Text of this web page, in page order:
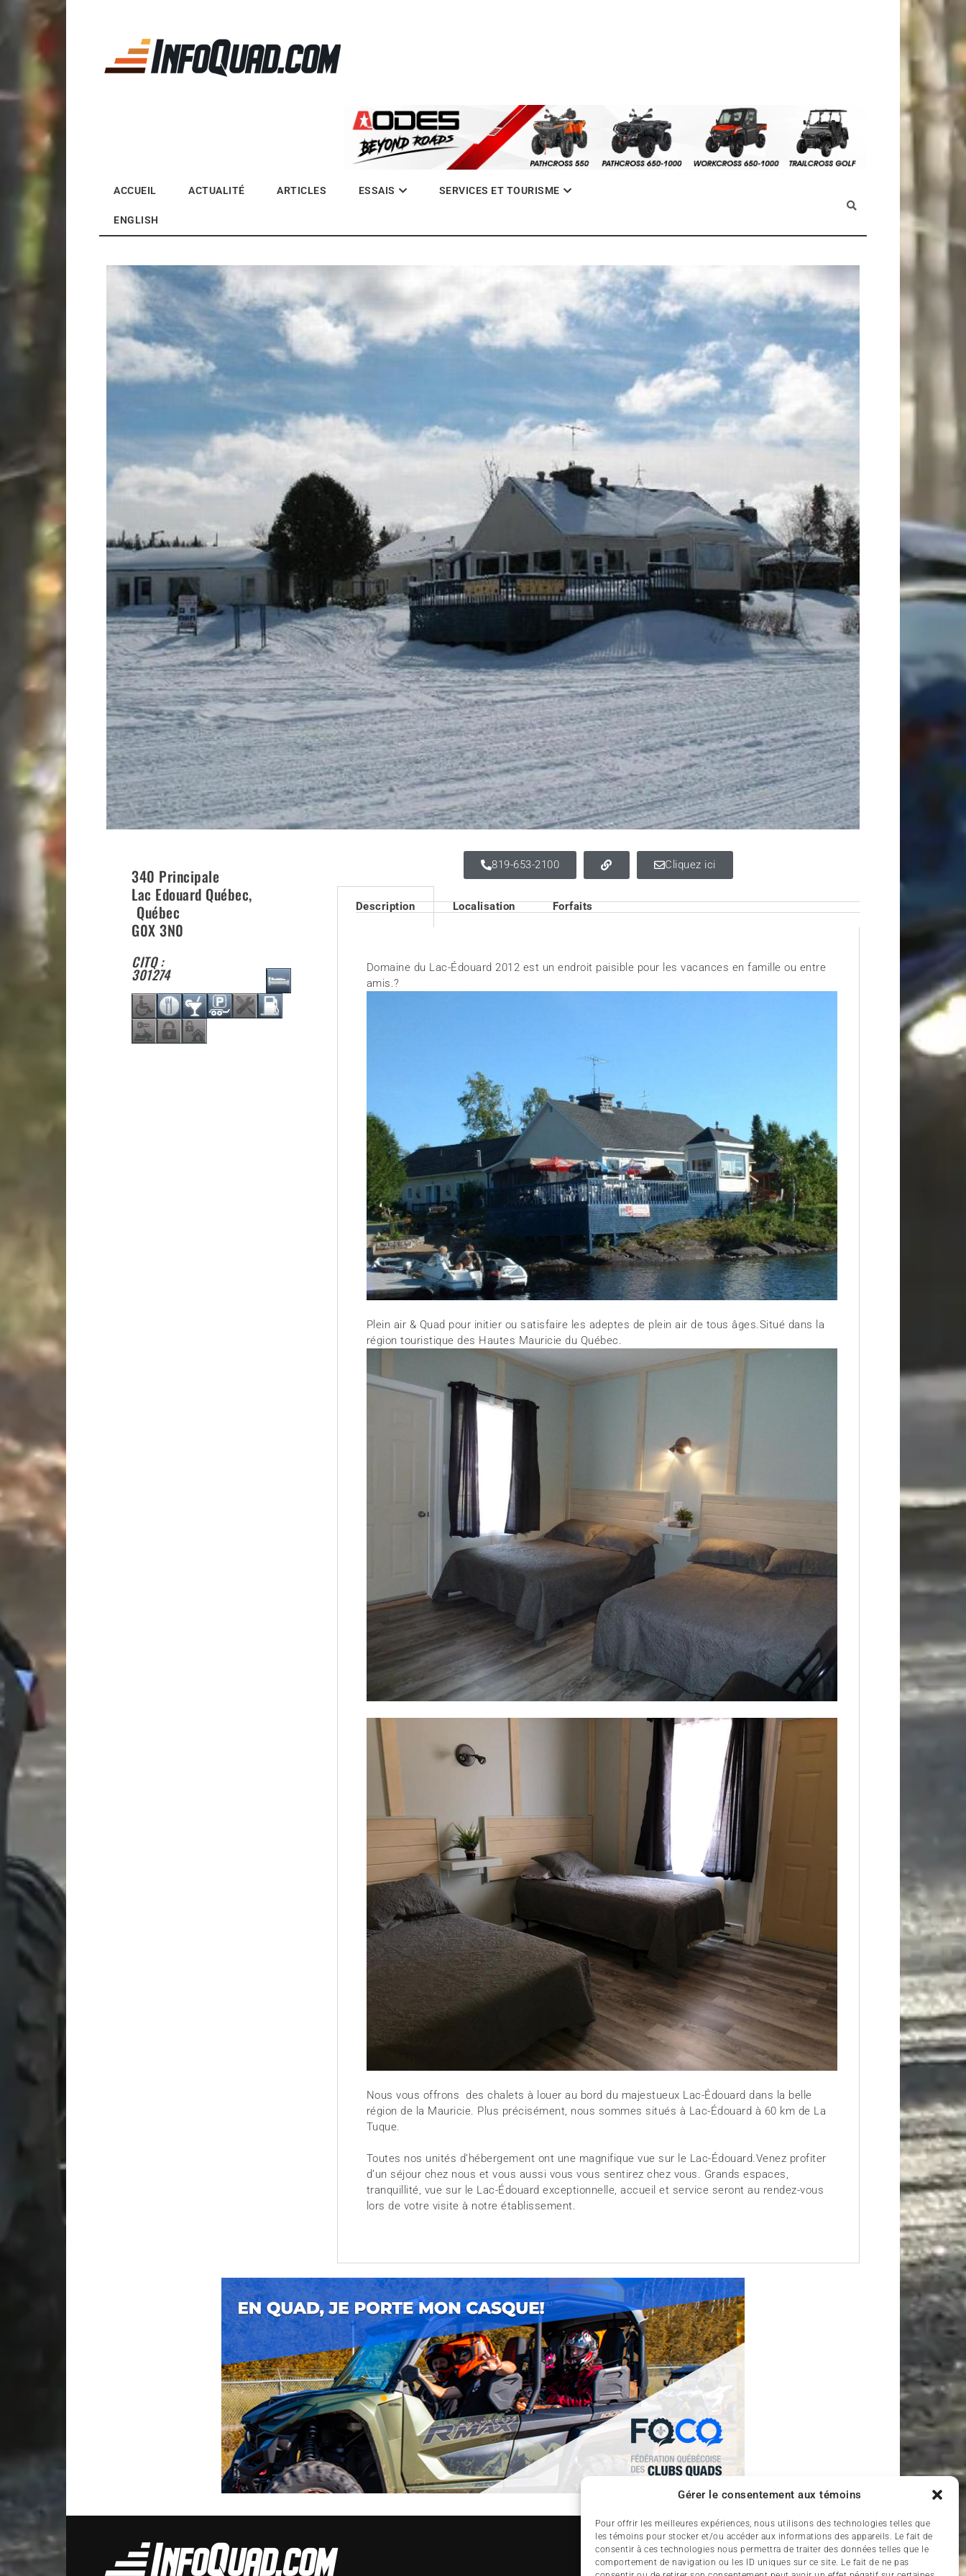
Gérer le consentement aux témoins
Pour offrir les meilleures expériences, nous utilisons des technologies telles que
les témoins pour stocker et/ou accéder aux informations des appareils. Le fait de
consentir à ces technologies nous permettra de traiter des données telles que le
comportement de navigation ou les ID uniques sur ce site. Le fait de ne pas
ACCUEIL ACTUALITÉ ARTICLES ESSAIS SERVICES ET TOURISME
ENGLISH
340 Principale
Lac Edouard Québec,
Québec
G0X 3N0
CITQ :
301274
819-653-2100 Cliquez ici
Description Localisation Forfaits
Domaine du Lac-Édouard 2012 est un endroit paisible pour les vacances en famille ou entre
amis.?
Plein air & Quad pour initier ou satisfaire les adeptes de plein air de tous âges.Situé dans la
région touristique des Hautes Mauricie du Québec.
Nous vous offrons des chalets à louer au bord du majestueux Lac-Édouard dans la belle
région de la Mauricie. Plus précisément, nous sommes situés à Lac-Édouard à 60 km de La
Tuque.
Toutes nos unités d’hébergement ont une magnifique vue sur le Lac-Édouard.Venez profiter
d’un séjour chez nous et vous aussi vous vous sentirez chez vous. Grands espaces,
tranquillité, vue sur le Lac-Édouard exceptionnelle, accueil et service seront au rendez-vous
lors de votre visite à notre établissement.